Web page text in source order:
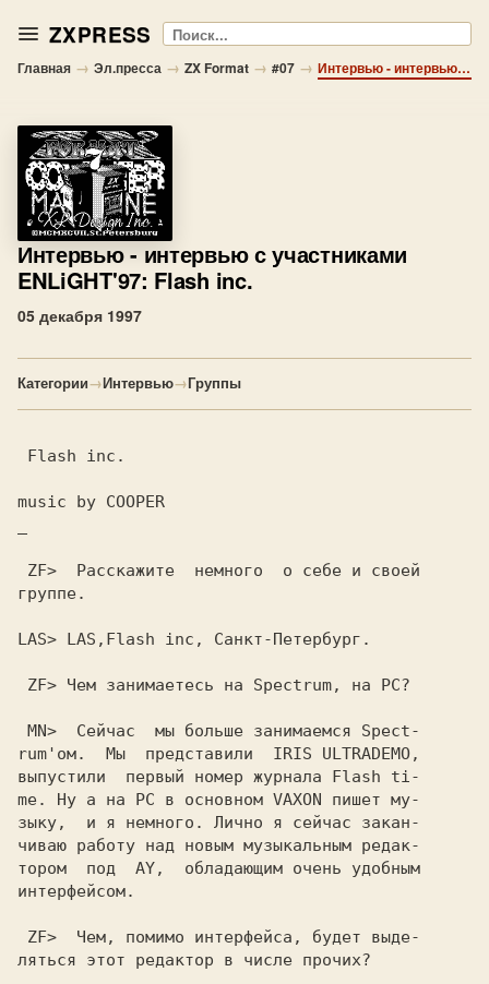
ZXPRESS Поиск
Главная → Эл.пресса → ZX Format → #07 → Интервью - интервью с участниками ENLiGHT'97: Flash inc.
Интервью- интервью с участниками
ENLiGHT'97: Flash inc.
05 декабря 1997
Категории→Интервью→Группы
Flash inc.
music by COOPER
ZF>
  Расскажите  немного  о себе и своей
группе.
LAS> LAS,Flash inc, Санкт-Петербург.
ZF> Чем занимаетесь на Spectrum, на PC?
MN>
  Сейчас  мы больше занимаемся Spect-
rum'ом.  Мы  представили  IRIS ULTRADEMO,
выпустили  первый номер журнала Flash ti-
me. Ну а на PC в основном VAXON пишет му-
зыку,  и я немного. Лично я сейчас закан-
чиваю работу над новым музыкальным редак-
тором  под  AY,  обладающим очень удобным
интерфейсом.
ZF>
  Чем, помимо интерфейса, будет выде-
ляться этот редактор в числе прочих?